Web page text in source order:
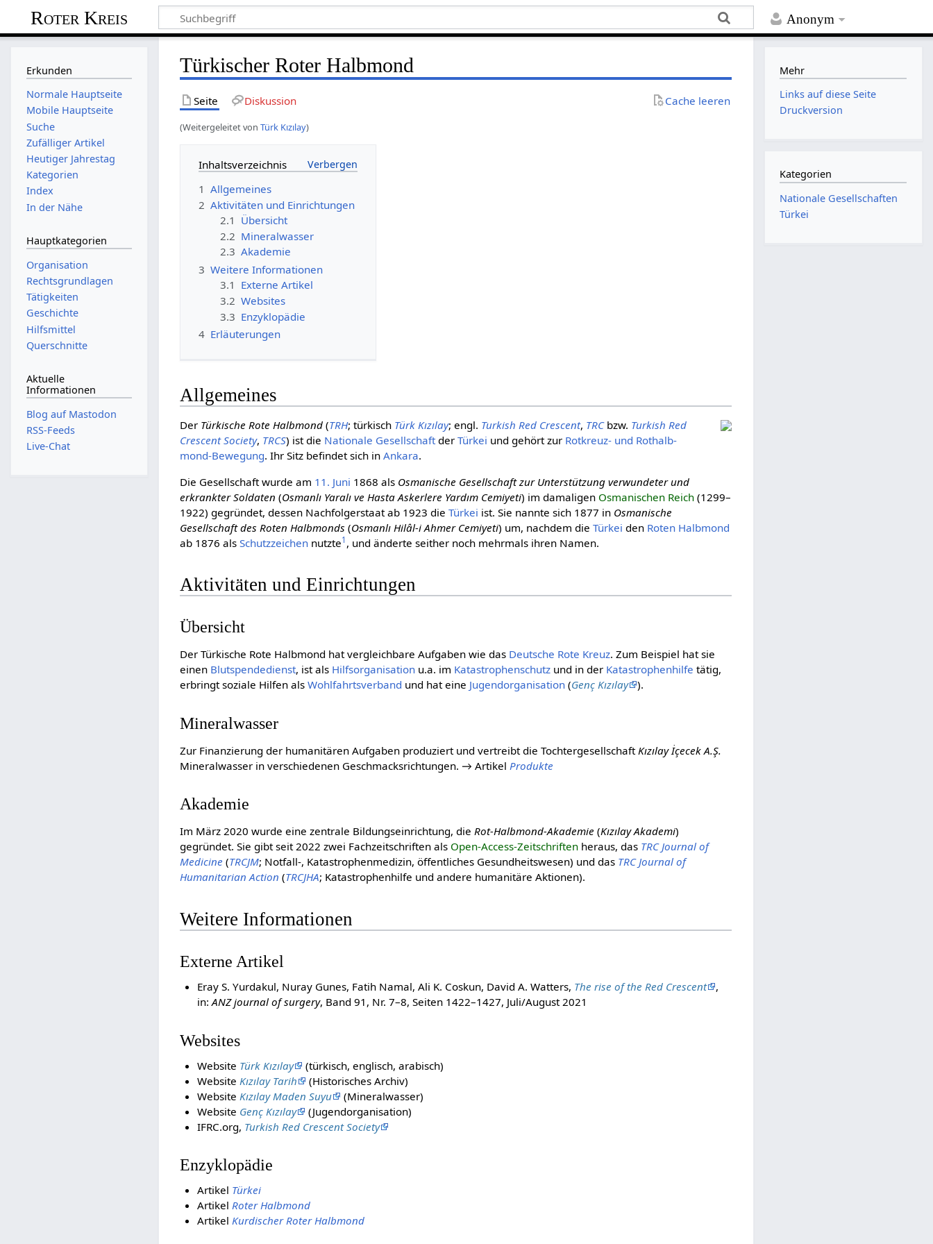
Anonym
Roter Kreis
Türkischer Roter Halbmond
Seite Diskussion Cache leeren
(Weitergeleitet vonTürk Kızılay)
Inhaltsverzeichnis
1 Allgemeines
2 Aktivitäten und Einrichtungen
2.1 Übersicht
2.2 Mineralwasser
2.3 Akademie
3 Weitere Informationen
3.1 Externe Artikel
3.2 Websites
3.3 Enzyklopädie
4 Erläuterungen
Allgemeines
Der Türkische Rote Halbmond (TRH; türkisch Türk Kızılay; engl. Turkish Red Crescent, TRCbzw. Turkish Red
Crescent Society, TRCS) ist die Nationale GesellschaftderTürkei und gehört zur Rotkreuz- und Rothalb­
mond-Be­we­gung. Ihr Sitz befindet sich inAnkara.
Die Gesellschaft wurde am 11. Juni 1868 als Osmanische Gesellschaft zur Unterstützung verwundeter und
erkrankter Soldaten (Osmanlı Yaralı ve Hasta Askerlere Yardım Cemiyeti) im damaligen Osmanischen Reich (1299–
1922) gegründet, dessen Nachfolgerstaat ab 1923 dieTürkei ist. Sie nannte sich 1877 in Osmanische
Gesellschaft des Roten Halbmonds (Osmanlı Hilâl-i Ahmer Cemiyeti) um, nachdem dieTürkei den Roten Halb­mond
ab 1876 alsSchutzzeichen nutzte1 , und änderte seither noch mehrmals ihren Namen.
Aktivitäten und Einrichtungen
Übersicht
Der Türkische Rote Halbmond hat vergleichbare Aufgaben wie das Deut­sche Rote Kreuz. Zum Beispiel hat sie
einen Blutspendedienst, ist als Hilfsorganisation u.a. im Katastrophenschutz und in der Katastrophenhilfe tätig,
erbringt soziale Hilfen alsWohlfahrtsverband und hat eine Jugendorganisation (Genç Kızılay ).
Mineralwasser
Zur Finanzierung der humanitären Aufgaben produziert und vertreibt die Tochtergesellschaft Kızılay İçecek A.Ş.
Mineralwasser in verschiedenen Geschmacksrichtungen. → Artikel Produkte
Akademie
Im März 2020 wurde eine zentrale Bildungseinrichtung, dieRot-Halbmond-Akademie (Kızılay Akademi)
gegründet. Sie gibt seit 2022 zwei Fachzeitschriften als Open-Access-Zeitschriften heraus, das TRC Journal of
Medicine (TRCJM; Notfall-, Katastrophenmedizin, öffentliches Gesundheitswesen) und das TRC Journal of
Humanitarian Action (TRCJHA; Katastrophenhilfe und andere humanitäre Aktionen).
Weitere Informationen
Externe Artikel
Eray S. Yurdakul, Nuray Gunes, Fatih Namal, Ali K. Coskun, David A. Watters, The rise of the Red Crescent
,
in:ANZ journal of surgery, Band 91, Nr. 7–8, Seiten 1422–1427, Juli/August 2021
Websites
Website Türk Kızılay
(türkisch, englisch, arabisch)
Website Kızılay Tarih
(Historisches Archiv)
Website Kızılay Maden Suyu
(Mineralwasser)
Website Genç Kızılay
(Jugendorganisation)
IFRC.org, Turkish Red Crescent Society
Enzyklopädie
Artikel Türkei
Artikel Roter Halbmond
Artikel Kurdischer Roter Halbmond
Erkunden
Normale Hauptseite
Mobile Hauptseite
Suche
Zufälliger Artikel
Heutiger Jahrestag
Kategorien
Index
In der Nähe
Hauptkategorien
Organisation
Rechtsgrundlagen
Tätigkeiten
Geschichte
Hilfsmittel
Querschnitte
Aktuelle
Informationen
Blog auf Mastodon
RSS-Feeds
Live-Chat
Mehr
Links auf diese Seite
Druckversion
Kategorien
Nationale Gesellschaften
Türkei